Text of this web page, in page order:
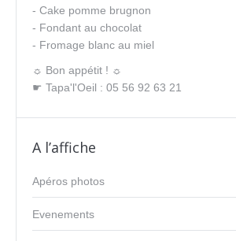
- Cake pomme brugnon
- Fondant au chocolat
- Fromage blanc au miel
☼ Bon appétit ! ☼
☛ Tapa'l'Oeil : 05 56 92 63 21
A l’affiche
Apéros photos
Evenements